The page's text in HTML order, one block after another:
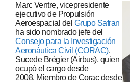
Marc Ventre, vicepresidente
ejecutivo de Propulsión
Aeroespacial del Grupo Safran
ha sido nombrado jefe del
Consejo para la Investigación
Aeronáutica Civil (CORAC).
Sucede Brégier (Airbus), quien
ocupó el cargo desde
2008. Miembro de Corac desde